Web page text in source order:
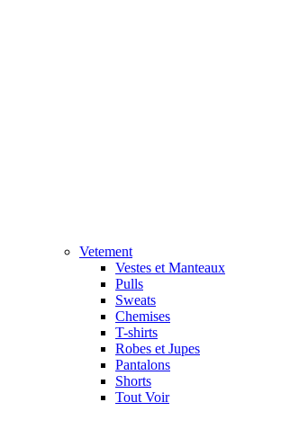
Vetement
Vestes et Manteaux
Pulls
Sweats
Chemises
T-shirts
Robes et Jupes
Pantalons
Shorts
Tout Voir